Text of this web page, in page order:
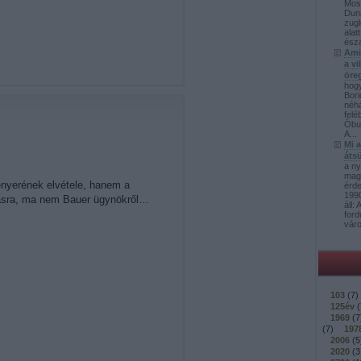
a
A...
Mi
a
áll:
103 (7)
125év (
1969 (7
(7)
2006 (5
2020 (
elvétele, hanem a
ma nem Bauer ügynökről…